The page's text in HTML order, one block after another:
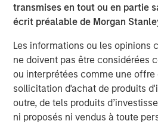
transmises en tout ou en partie
écrit préalable de Morgan
Les informations ou les opinions
ne doivent pas être considérées
ou interprétées comme une offre
sollicitation d'achat de produits
outre, de tels produits
ni proposés ni vendus à toute
complex challenges of migrating
offers customers a more efficient
user experience, thereby
often encountered when using
"This acquisition is a major
and disruptive strategy of
source cloud services provider to